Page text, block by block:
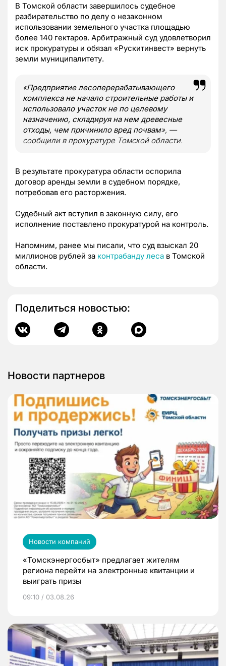
В Томской области завершилось судебное
разбирательство по делу о незаконном
использовании земельного участка площадью
более 140 гектаров. Арбитражный суд удовлетворил
иск прокуратуры и обязал «Рускитинвест» вернуть
земли муниципалитету.
«Предприятие лесоперерабатывающего
комплекса не начало строительные работы и
использовало участок не по целевому
назначению, складируя на нем древесные
отходы, чем причинило вред почвам», —
сообщили в прокуратуре Томской области.
В результате прокуратура области оспорила
договор аренды земли в судебном порядке,
потребовав его расторжения.
Судебный акт вступил в законную силу, его
исполнение поставлено прокуратурой на контроль.
Напомним, ранее мы писали, что суд взыскал 20
миллионов рублей за контрабанду леса в Томской
области.
Поделиться новостью:
Новости партнеров
Новости компаний
«Томскэнергосбыт» предлагает жителям
региона перейти на электронные квитанции и
выиграть призы
09:10 / 03.08.26